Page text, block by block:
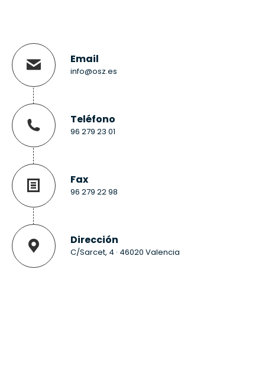
Email
info@osz.es
Teléfono
96 279 23 01
Fax
96 279 22 98
Dirección
C/Sarcet, 4 · 46020 Valencia